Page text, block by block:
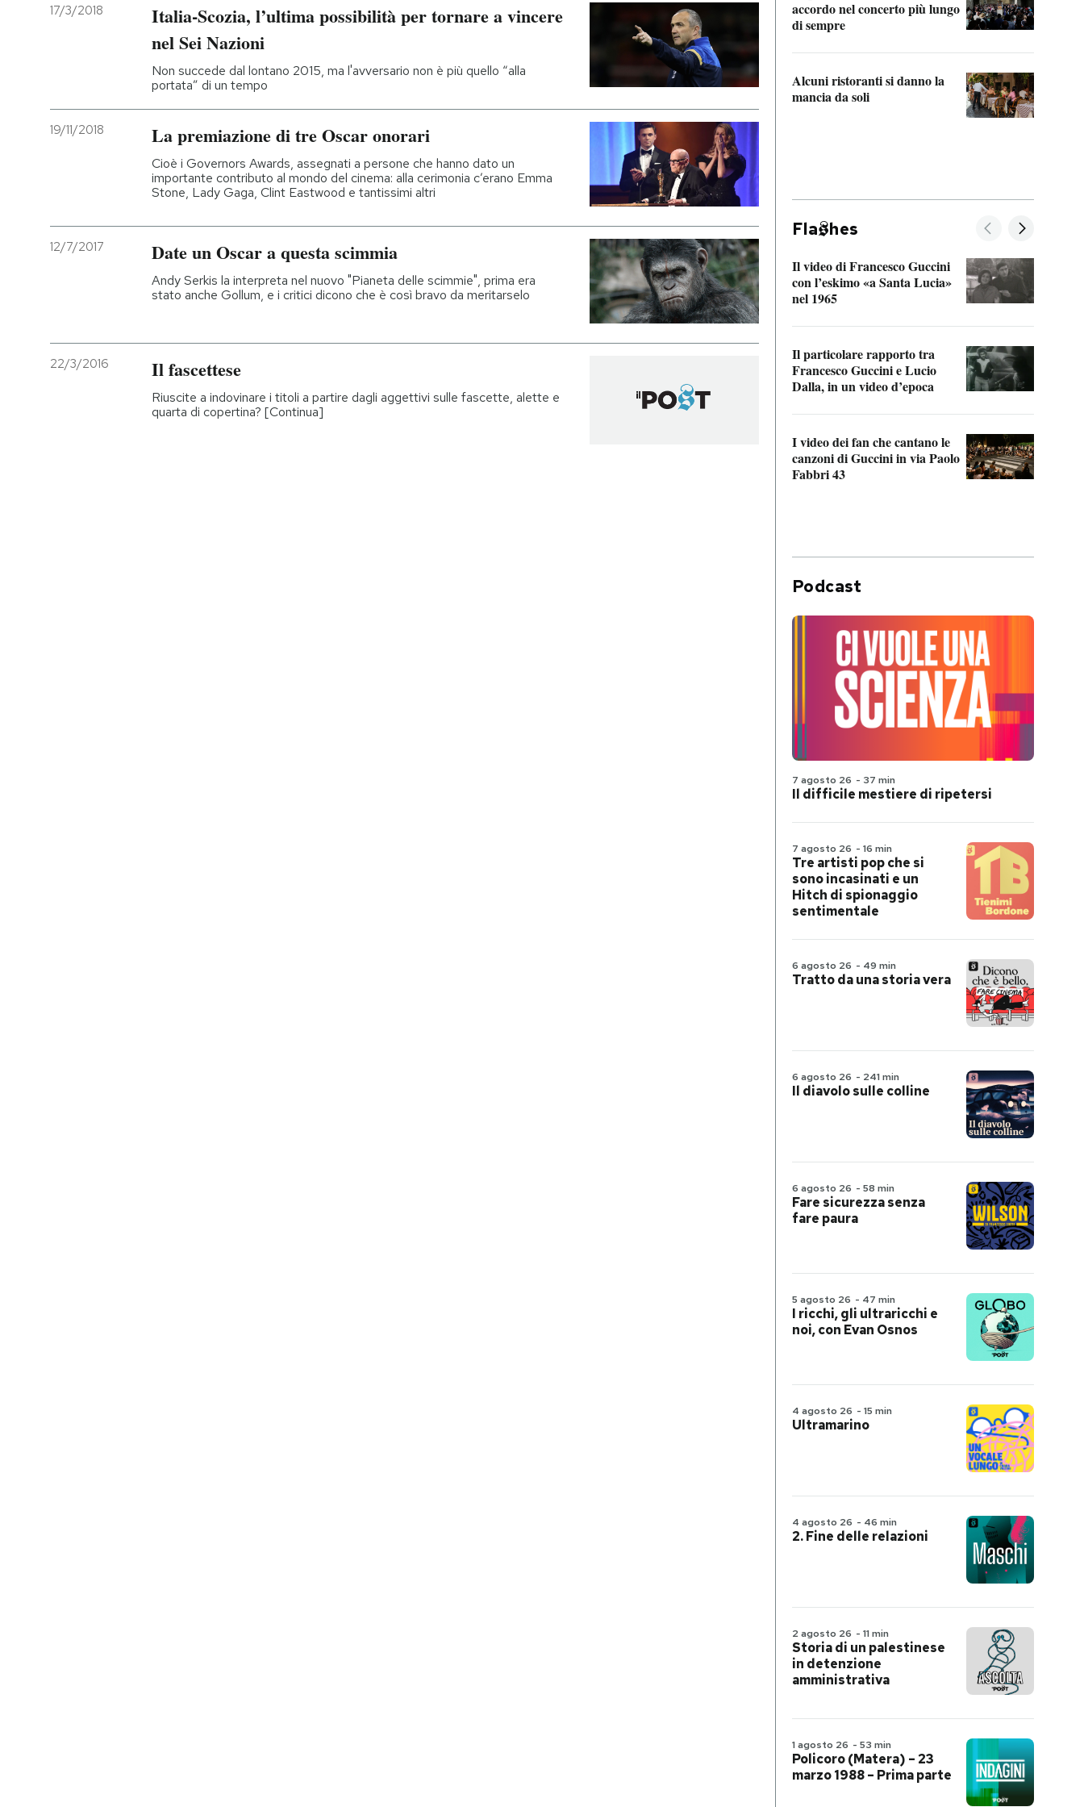
I MIEI PREFERITI
CALENDARIO
AREA PERSONALE
17/3/2018
Italia-Scozia, l’ultima possibilità per tornare a vincere
nel Sei Nazioni
Non succede dal lontano 2015, ma l'avversario non è più quello “alla
portata” di un tempo
19/11/2018 La premiazione di tre Oscar onorari
Cioè i Governors Awards, assegnati a persone che hanno dato un
importante contributo al mondo del cinema: alla cerimonia c’erano Emma
Stone, Lady Gaga, Clint Eastwood e tantissimi altri
12/7/2017 Date un Oscar a questa scimmia
Andy Serkis la interpreta nel nuovo "Pianeta delle scimmie", prima era
stato anche Gollum, e i critici dicono che è così bravo da meritarselo
22/3/2016 Il fascettese
Riuscite a indovinare i titoli a partire dagli aggettivi sulle fascette, alette e
quarta di copertina? [Continua]
accordo nel concerto più lungo
di sempre
Alcuni ristoranti si danno la
mancia da soli
Fla hes
Il video di Francesco Guccini
con l’eskimo «a Santa Lucia»
nel 1965
Il particolare rapporto tra
Francesco Guccini e Lucio
Dalla, in un video d’epoca
I video dei fan che cantano le
canzoni di Guccini in via Paolo
Fabbri 43
Podcast
7 agosto 26 - 37 min
Il difficile mestiere di ripetersi
7 agosto 26 - 16 min
Tre artisti pop che si
sono incasinati e un
Hitch di spionaggio
sentimentale
6 agosto 26 - 49 min
Tratto da una storia vera
6 agosto 26 - 241 min
Il diavolo sulle colline
6 agosto 26 - 58 min
Fare sicurezza senza
fare paura
5 agosto 26 - 47 min
I ricchi, gli ultraricchi e
noi, con Evan Osnos
4 agosto 26 - 15 min
Ultramarino
4 agosto 26 - 46 min
2. Fine delle relazioni
2 agosto 26 - 11 min
Storia di un palestinese
in detenzione
amministrativa
1 agosto 26 - 53 min
Policoro (Matera) – 23
marzo 1988 – Prima parte